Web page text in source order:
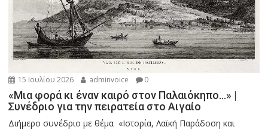
15 Ιουλίου 2026 adminvoice 0
«Μια φορά κι έναν καιρό στον Παλαιόκηπο…» |
Συνέδριο για την πειρατεία στο Αιγαίο
Διήμερο συνέδριο με θέμα «Ιστορία, Λαϊκή Παράδοση και